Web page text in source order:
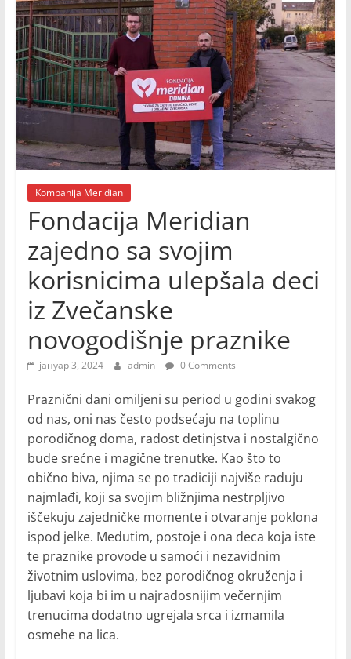
Kompanija Meridian
Fondacija Meridian
zajedno sa svojim
korisnicima ulepšala deci
iz Zvečanske
novogodišnje praznike
јануар 3, 2024 admin 0 Comments
Praznični dani omiljeni su period u godini svakog
od nas, oni nas često podsećaju na toplinu
porodičnog doma, radost detinjstva i nostalgično
bude srećne i magične trenutke. Kao što to
obično biva, njima se po tradiciji najviše raduju
najmlađi, koji sa svojim bližnjima nestrpljivo
iščekuju zajedničke momente i otvaranje poklona
ispod jelke. Međutim, postoje i ona deca koja iste
te praznike provode u samoći i nezavidnim
životnim uslovima, bez porodičnog okruženja i
ljubavi koja bi im u najradosnijim večernjim
trenucima dodatno ugrejala srca i izmamila
osmehe na lica.